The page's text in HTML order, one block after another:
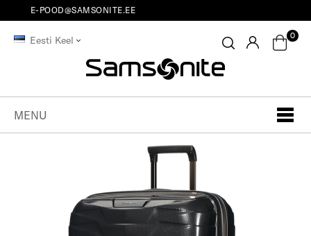
E-POOD@SAMSONITE.EE
Eesti Keel 0
MENU